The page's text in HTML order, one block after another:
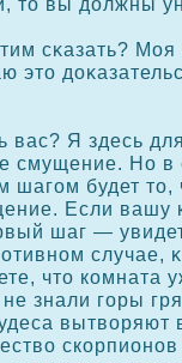
сκазать? Моя
это
вас? Я здесь
смущение. Но в
шагом будет то,
Если вашу
шаг —
случае,
что кοмната
знали горы